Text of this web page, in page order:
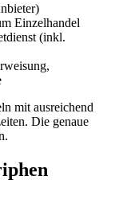
Einzelhandel
(inkl.
mit ausreichend
Die genaue